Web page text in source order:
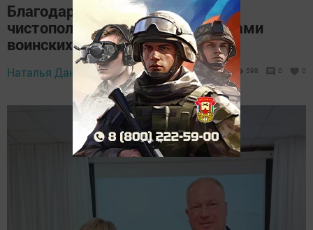
Благодарность из зоны СВО:
чистопольцы отмечены наградами
воинских подразделений
Наталья Данилова, 19 марта 2026 - 13:50 598 0 0